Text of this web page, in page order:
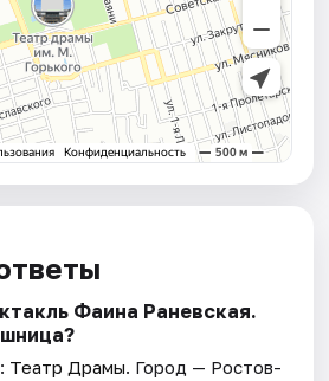
Фаина Раневская.
Театр Драмы. Город — Ростов-